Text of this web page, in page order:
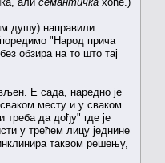
душу) направили
"Народ прича
обзира на то што тај
Е сада, наредно је
месту и у сваком
треба да дођу" где је
у трећем лицу једнине
таквом решењу,